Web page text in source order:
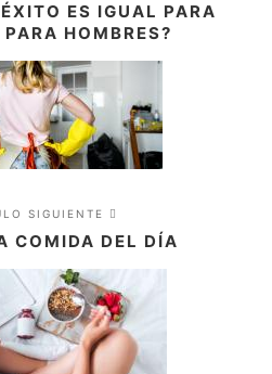
ES IGUAL PARA
HOMBRES?
SIGUIENTE
COMIDA DEL DÍA